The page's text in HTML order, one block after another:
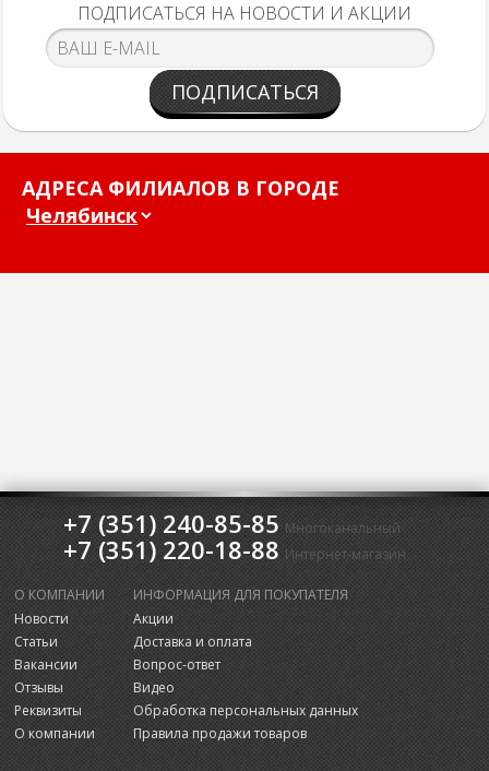
ПОДПИСАТЬСЯ НА НОВОСТИ И АКЦИИ
ПОДПИСАТЬСЯ
АДРЕСА ФИЛИАЛОВ В ГОРОДЕ
+7 (351) 240-85-85 Многоканальный
+7 (351) 220-18-88 Интернет-магазин
О КОМПАНИИ
Новости
Статьи
Вакансии
Отзывы
Реквизиты
О компании
ИНФОРМАЦИЯ ДЛЯ ПОКУПАТЕЛЯ
Акции
Доставка и оплата
Вопрос-ответ
Видео
Обработка персональных данных
Правила продажи товаров